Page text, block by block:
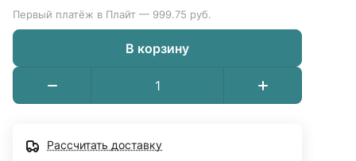
Первый платёж в Плайт — 999.75 руб.
В корзину
Рассчитать доставку